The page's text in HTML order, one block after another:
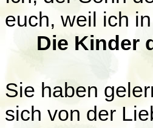
euch, weil ich
Die Kinder
Sie haben
sich von der